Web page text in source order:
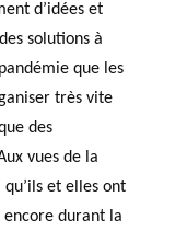
d’idées et
solutions à
que les
très vite
des
vues de la
et elles ont
encore durant la